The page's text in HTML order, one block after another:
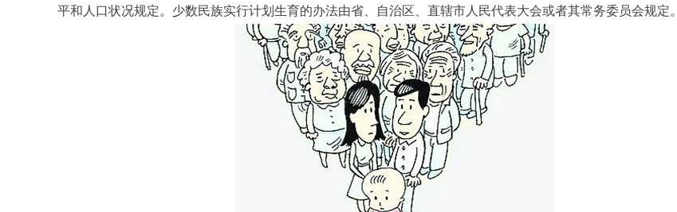
平和人口状况规定。少数民族实行计划生育的办法由省、自治区、直辖市人民代表大会或者其常务委员会规定。